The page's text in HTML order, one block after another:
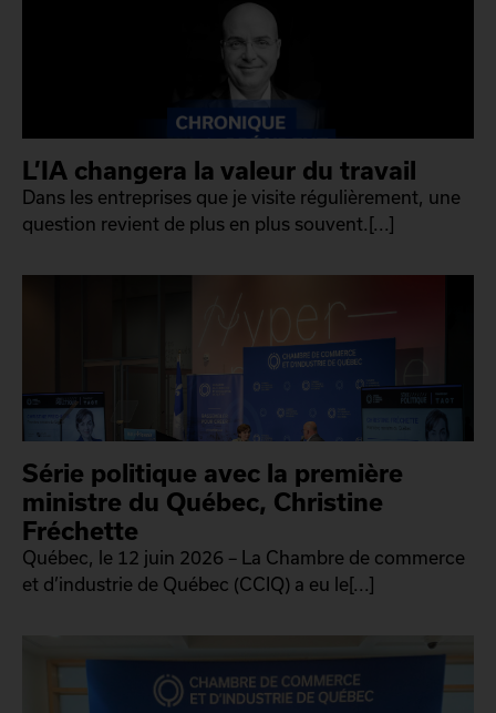
L’IA changera la valeur du travail
Dans les entreprises que je visite régulièrement, une
question revient de plus en plus souvent.[...]
Série politique avec la première
ministre du Québec, Christine
Fréchette
Québec, le 12 juin 2026 – La Chambre de commerce
et d’industrie de Québec (CCIQ) a eu le[...]